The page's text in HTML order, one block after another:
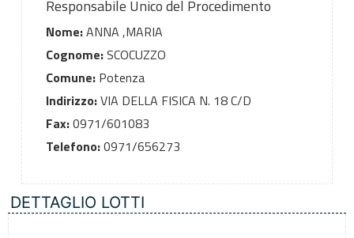
Responsabile Unico del Procedimento
Nome:ANNA ,MARIA
Cognome:SCOCUZZO
Comune:Potenza
Indirizzo:VIA DELLA FISICA N. 18 C/D
Fax:0971/601083
Telefono:0971/656273
DETTAGLIO LOTTI